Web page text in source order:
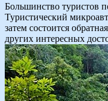
Большинство туристов
Туристический
затем состоится
других интересных